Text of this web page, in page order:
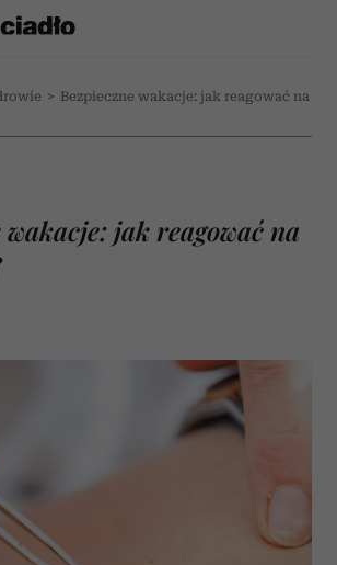
> Bezpieczne wakacje: jak reagować na
wakacje: jak reagować na